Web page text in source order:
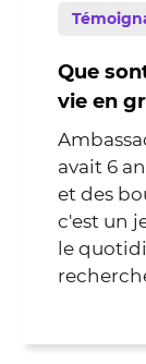
Que
vie en
avait 6
et des
c'est un
le